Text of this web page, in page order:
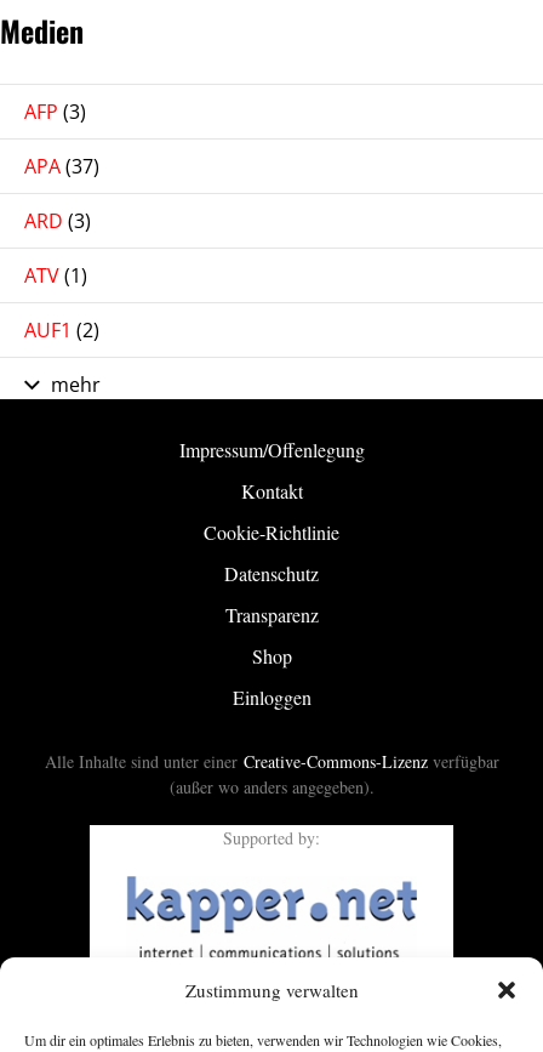
Zustimmung verwalten
Um dir ein optimales Erlebnis zu bieten, verwenden wir Technologien wie Cookies,
Medien
AFP (3)
APA(37)
ARD (3)
ATV(1)
AUF1 (2)
mehr
Impressum/Offenlegung
Kontakt
Cookie-Richtlinie
Datenschutz
Transparenz
Shop
Einloggen
Alle Inhalte sind unter einer Creative-Commons-Lizenzverfügbar
(außer wo anders angegeben).
Supported by: